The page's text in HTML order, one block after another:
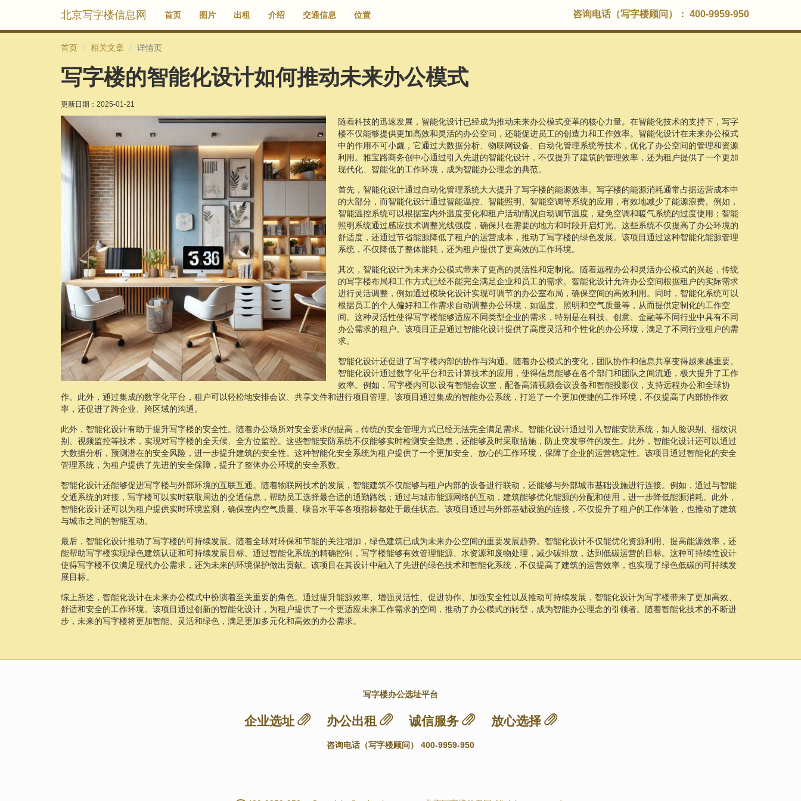
北京写字楼信息网 首页 图片 出租 介绍 交通信息 位置 咨询电话（写字楼顾问）： 400-9959-950
首页 相关文章 详情页
写字楼的智能化设计如何推动未来办公模式
更新日期： 2025-01-21
随着科技的迅速发展，智能化设计已经成为推动未来办公模式变革的核心力量。在智能化技术的支持下，写字
楼不仅能够提供更加高效和灵活的办公空间，还能促进员工的创造力和工作效率。智能化设计在未来办公模式
中的作用不可小觑，它通过大数据分析、物联网设备、自动化管理系统等技术，优化了办公空间的管理和资源
利用。雅宝路商务创中心通过引入先进的智能化设计，不仅提升了建筑的管理效率，还为租户提供了一个更加
现代化、智能化的工作环境，成为智能办公理念的典范。
首先，智能化设计通过自动化管理系统大大提升了写字楼的能源效率。写字楼的能源消耗通常占据运营成本中
的大部分，而智能化设计通过智能温控、智能照明、智能空调等系统的应用，有效地减少了能源浪费。例如，
智能温控系统可以根据室内外温度变化和租户活动情况自动调节温度，避免空调和暖气系统的过度使用；智能
照明系统通过感应技术调整光线强度，确保只在需要的地方和时段开启灯光。这些系统不仅提高了办公环境的
舒适度，还通过节省能源降低了租户的运营成本，推动了写字楼的绿色发展。该项目通过这种智能化能源管理
系统，不仅降低了整体能耗，还为租户提供了更高效的工作环境。
其次，智能化设计为未来办公模式带来了更高的灵活性和定制化。随着远程办公和灵活办公模式的兴起，传统
的写字楼布局和工作方式已经不能完全满足企业和员工的需求。智能化设计允许办公空间根据租户的实际需求
进行灵活调整，例如通过模块化设计实现可调节的办公室布局，确保空间的高效利用。同时，智能化系统可以
根据员工的个人偏好和工作需求自动调整办公环境，如温度、照明和空气质量等，从而提供定制化的工作空
间。这种灵活性使得写字楼能够适应不同类型企业的需求，特别是在科技、创意、金融等不同行业中具有不同
办公需求的租户。该项目正是通过智能化设计提供了高度灵活和个性化的办公环境，满足了不同行业租户的需
求。
智能化设计还促进了写字楼内部的协作与沟通。随着办公模式的变化，团队协作和信息共享变得越来越重要。
智能化设计通过数字化平台和云计算技术的应用，使得信息能够在各个部门和团队之间流通，极大提升了工作
效率。例如，写字楼内可以设有智能会议室，配备高清视频会议设备和智能投影仪，支持远程办公和全球协
作。此外，通过集成的数字化平台，租户可以轻松地安排会议、共享文件和进行项目管理。该项目通过集成的智能办公系统，打造了一个更加便捷的工作环境，不仅提高了内部协作效
率，还促进了跨企业、跨区域的沟通。
此外，智能化设计有助于提升写字楼的安全性。随着办公场所对安全要求的提高，传统的安全管理方式已经无法完全满足需求。智能化设计通过引入智能安防系统，如人脸识别、指纹识
别、视频监控等技术，实现对写字楼的全天候、全方位监控。这些智能安防系统不仅能够实时检测安全隐患，还能够及时采取措施，防止突发事件的发生。此外，智能化设计还可以通过
大数据分析，预测潜在的安全风险，进一步提升建筑的安全性。这种智能化安全系统为租户提供了一个更加安全、放心的工作环境，保障了企业的运营稳定性。该项目通过智能化的安全
管理系统，为租户提供了先进的安全保障，提升了整体办公环境的安全系数。
智能化设计还能够促进写字楼与外部环境的互联互通。随着物联网技术的发展，智能建筑不仅能够与租户内部的设备进行联动，还能够与外部城市基础设施进行连接。例如，通过与智能
交通系统的对接，写字楼可以实时获取周边的交通信息，帮助员工选择最合适的通勤路线；通过与城市能源网络的互动，建筑能够优化能源的分配和使用，进一步降低能源消耗。此外，
智能化设计还可以为租户提供实时环境监测，确保室内空气质量、噪音水平等各项指标都处于最佳状态。该项目通过与外部基础设施的连接，不仅提升了租户的工作体验，也推动了建筑
与城市之间的智能互动。
最后，智能化设计推动了写字楼的可持续发展。随着全球对环保和节能的关注增加，绿色建筑已成为未来办公空间的重要发展趋势。智能化设计不仅能优化资源利用、提高能源效率，还
能帮助写字楼实现绿色建筑认证和可持续发展目标。通过智能化系统的精确控制，写字楼能够有效管理能源、水资源和废物处理，减少碳排放，达到低碳运营的目标。这种可持续性设计
使得写字楼不仅满足现代办公需求，还为未来的环境保护做出贡献。该项目在其设计中融入了先进的绿色技术和智能化系统，不仅提高了建筑的运营效率，也实现了绿色低碳的可持续发
展目标。
综上所述，智能化设计在未来办公模式中扮演着至关重要的角色。通过提升能源效率、增强灵活性、促进协作、加强安全性以及推动可持续发展，智能化设计为写字楼带来了更加高效、
舒适和安全的工作环境。该项目通过创新的智能化设计，为租户提供了一个更适应未来工作需求的空间，推动了办公模式的转型，成为智能办公理念的引领者。随着智能化技术的不断进
步，未来的写字楼将更加智能、灵活和绿色，满足更加多元化和高效的办公需求。
写字楼办公选址平台
企业选址 办公出租 诚信服务 放心选择
咨询电话（写字楼顾问） 400-9959-950